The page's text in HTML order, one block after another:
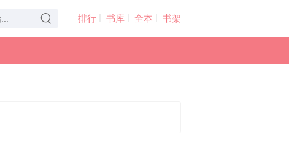
排行 书库 全本 书架